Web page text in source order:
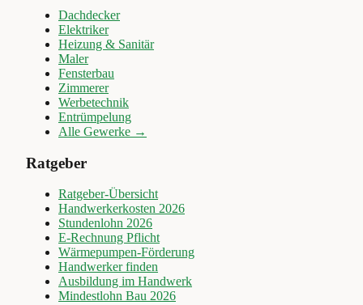
Dachdecker
Elektriker
Heizung & Sanitär
Maler
Fensterbau
Zimmerer
Werbetechnik
Entrümpelung
Alle Gewerke →
Ratgeber
Ratgeber-Übersicht
Handwerkerkosten 2026
Stundenlohn 2026
E-Rechnung Pflicht
Wärmepumpen-Förderung
Handwerker finden
Ausbildung im Handwerk
Mindestlohn Bau 2026